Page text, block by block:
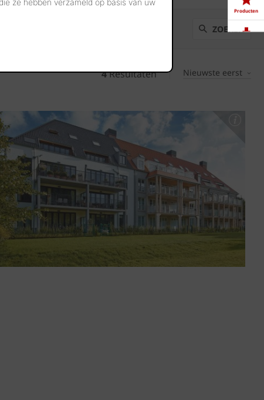
ze hebben verzameld op basis van uw
ZOEKEN
4Resultaten Nieuwste eerst
Producten
Showrooms